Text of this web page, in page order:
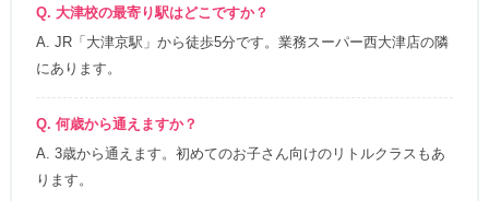
Q. 大津校の最寄り駅はどこですか？
A. JR「大津京駅」から徒歩5分です。業務スーパー西大津店の隣
にあります。
Q. 何歳から通えますか？
A. 3歳から通えます。初めてのお子さん向けのリトルクラスもあ
ります。